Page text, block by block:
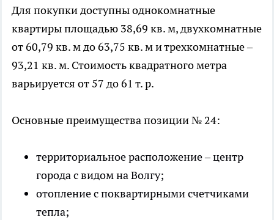
Для покупки доступны однокомнатные
квартиры площадью 38,69 кв. м, двухкомнатные
от 60,79 кв. м до 63,75 кв. м и трехкомнатные –
93,21 кв. м. Стоимость квадратного метра
варьируется от 57 до 61 т. р.
Основные преимущества позиции № 24:
территориальное расположение – центр
города с видом на Волгу;
отопление с поквартирными счетчиками
тепла;